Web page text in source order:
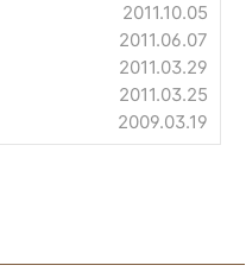
2011.10.05
2011.06.07
2011.03.29
2011.03.25
2009.03.19